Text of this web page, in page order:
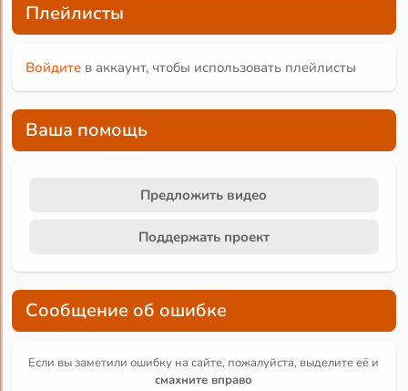
Плейлисты
Войдите в аккаунт, чтобы использовать плейлисты
Ваша помощь
Предложить видео
Поддержать проект
Сообщение об ошибке
Если вы заметили ошибку на сайте, пожалуйста, выделите её и
смахните вправо